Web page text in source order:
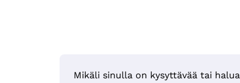
Mikäli sinulla on kysyttävää tai